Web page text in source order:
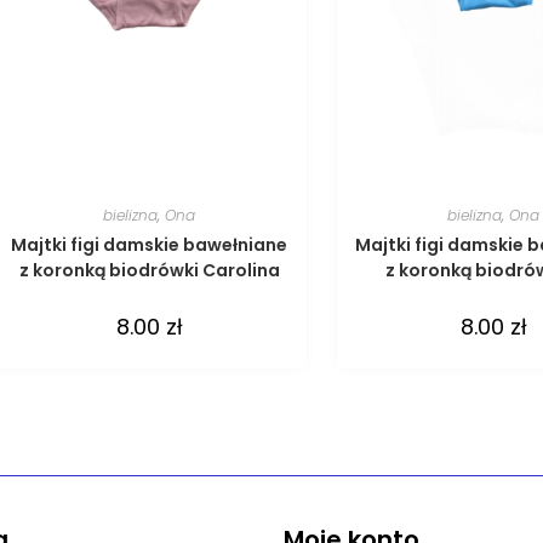
bielizna,Ona
Majtki figi damskie bawełniane
z koronką biodrówki Carolina
8.00 zł
bielizna,Ona
Majtki figi damskie
z koronką
8.00 zł